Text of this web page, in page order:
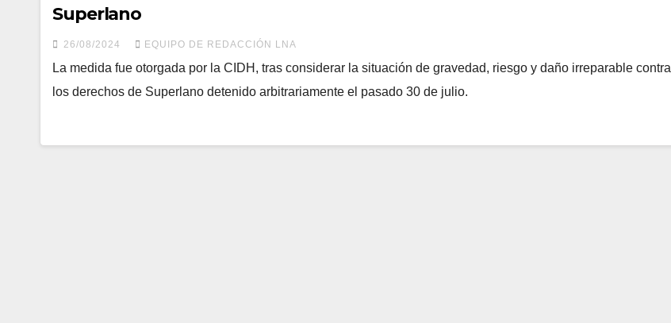
Superlano
26/08/2024 EQUIPO DE REDACCIÓN LNA
La medida fue otorgada por la CIDH, tras considerar la situación de gravedad, riesgo y daño irreparable contra
los derechos de Superlano detenido arbitrariamente el pasado 30 de julio.